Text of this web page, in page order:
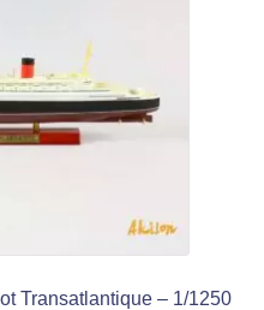
Transatlantique – 1/1250